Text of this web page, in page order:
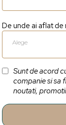
De unde ai aflat de
Alege
Sunt de acord
companie si sa
noutati,